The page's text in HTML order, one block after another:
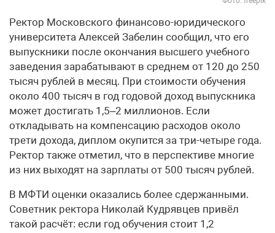
Ректор Московского финансово-юридического
университета Алексей Забелин сообщил, что его
выпускники после окончания высшего учебного
заведения зарабатывают в среднем от 120 до 250
тысяч рублей в месяц. При стоимости обучения
около 400 тысяч в год годовой доход выпускника
может достигать 1,5–2 миллионов. Если
откладывать на компенсацию расходов около
трети дохода, диплом окупится за три-четыре года.
Ректор также отметил, что в перспективе многие
из них выходят на зарплаты от 500 тысяч рублей.
В МФТИ оценки оказались более сдержанными.
Советник ректора Николай Кудрявцев привёл
такой расчёт: если год обучения стоит 1,2